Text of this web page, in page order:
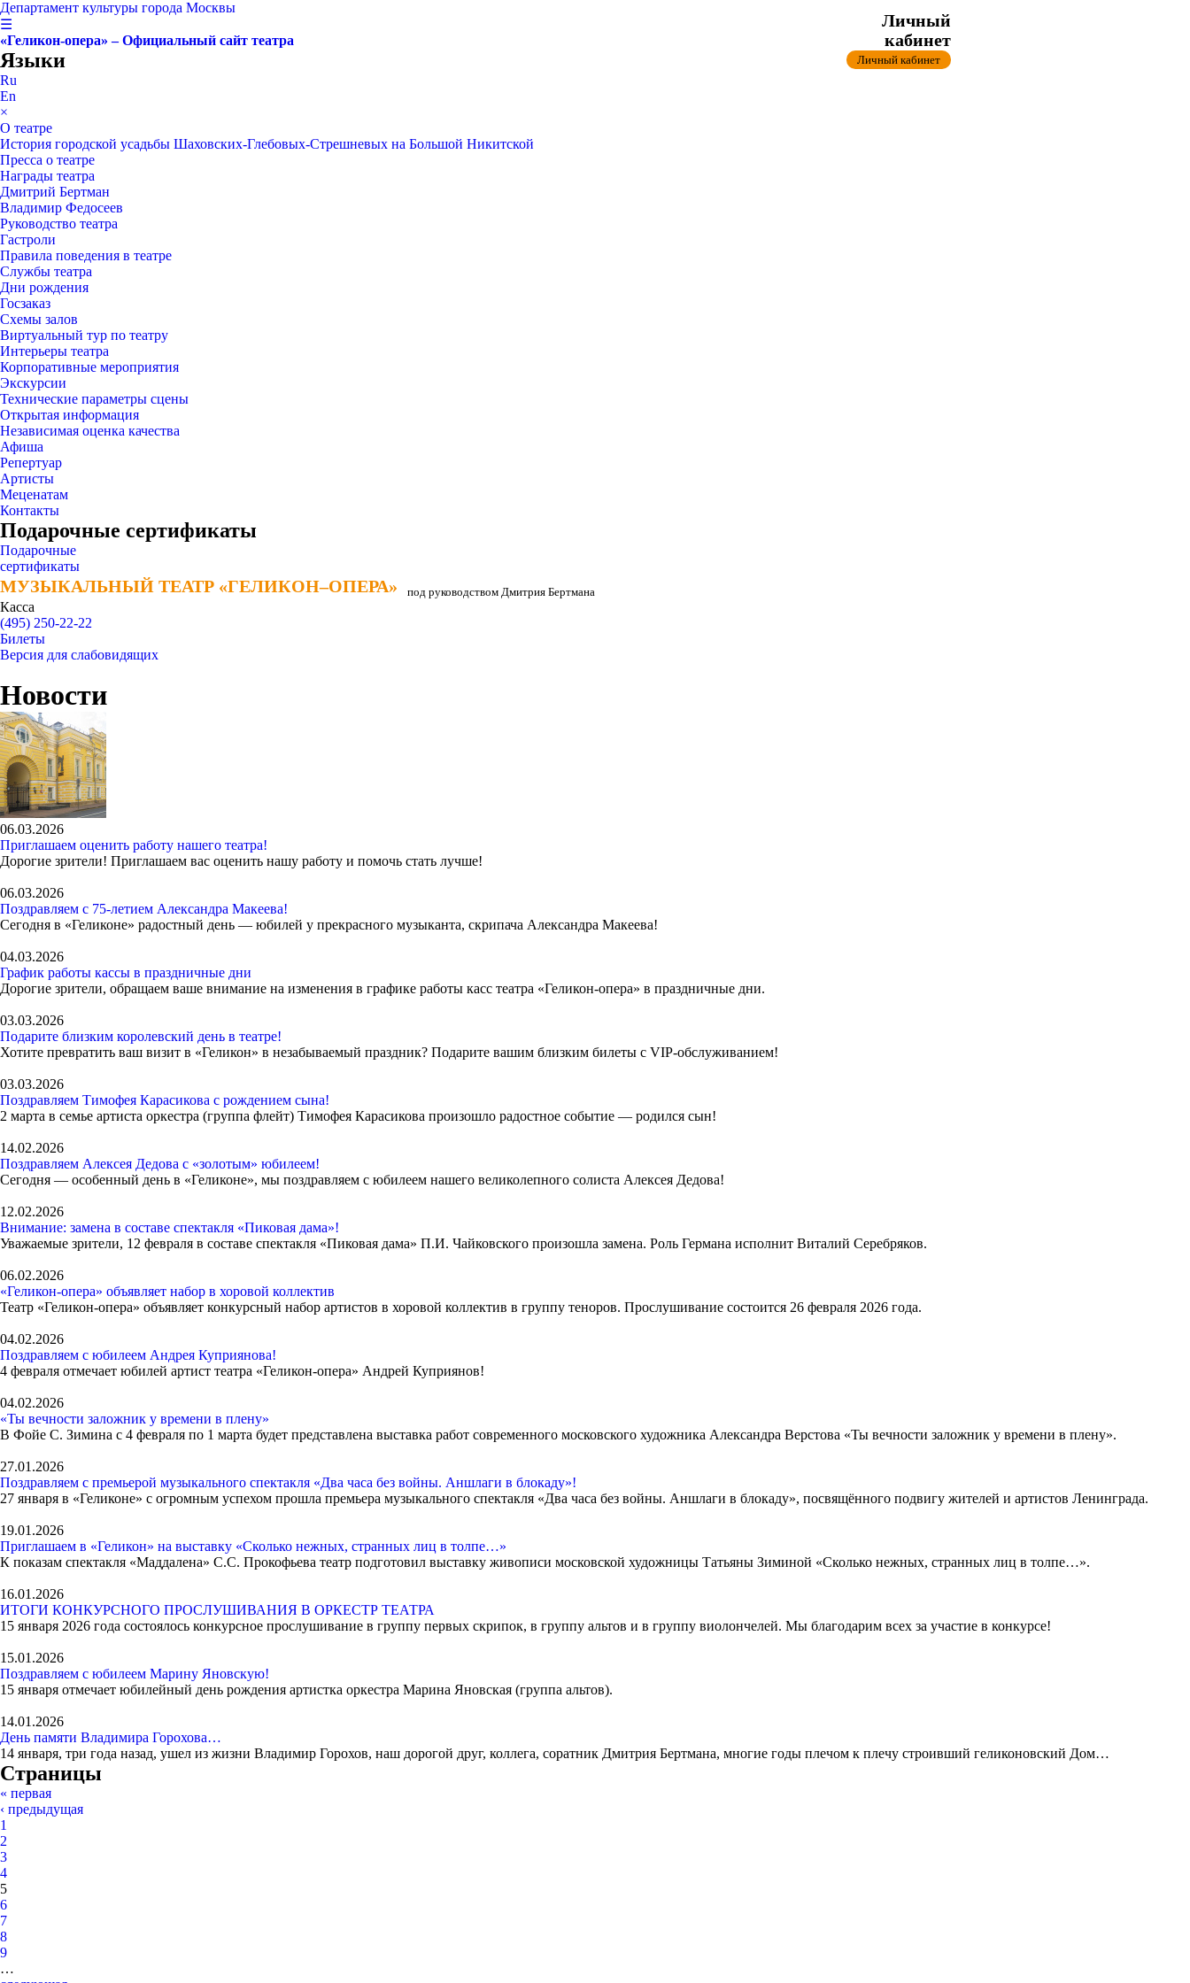
Департамент культуры города Москвы
☰
«Геликон-опера» – Официальный сайт театра
Языки
Ru
En
×
О театре
История городской усадьбы Шаховских-Глебовых-Стрешневых на Большой Никитской
Пресса о театре
Награды театра
Дмитрий Бертман
Владимир Федосеев
Руководство театра
Гастроли
Правила поведения в театре
Службы театра
Дни рождения
Госзаказ
Схемы залов
Виртуальный тур по театру
Интерьеры театра
Корпоративные мероприятия
Экскурсии
Технические параметры сцены
Открытая информация
Независимая оценка качества
Афиша
Репертуар
Артисты
Меценатам
Контакты
Подарочные сертификаты
Подарочные
сертификаты
МУЗЫКАЛЬНЫЙ ТЕАТР «ГЕЛИКОН–ОПЕРА»
МУЗЫКАЛЬНЫЙ ТЕАТР «ГЕЛИКОН–ОПЕРА» под руководством Дмитрия Бертмана
Касса
(495) 250-22-22
Личный
кабинет
Личный кабинет
Билеты
Версия для слабовидящих
Новости
06.03.2026
Приглашаем оценить работу нашего театра!
Дорогие зрители! Приглашаем вас оценить нашу работу и помочь стать лучше!
06.03.2026
Поздравляем с 75-летием Александра Макеева!
Сегодня в «Геликоне» радостный день — юбилей у прекрасного музыканта, скрипача Александра Макеева!
04.03.2026
График работы кассы в праздничные дни
Дорогие зрители, обращаем ваше внимание на изменения в графике работы касс театра «Геликон-опера» в праздничные дни.
03.03.2026
Подарите близким королевский день в театре!
Хотите превратить ваш визит в «Геликон» в незабываемый праздник? Подарите вашим близким билеты с VIP-обслуживанием!
03.03.2026
Поздравляем Тимофея Карасикова с рождением сына!
2 марта в семье артиста оркестра (группа флейт) Тимофея Карасикова произошло радостное событие — родился сын!
14.02.2026
Поздравляем Алексея Дедова с «золотым» юбилеем!
Сегодня — особенный день в «Геликоне», мы поздравляем с юбилеем нашего великолепного солиста Алексея Дедова!
12.02.2026
Внимание: замена в составе спектакля «Пиковая дама»!
Уважаемые зрители, 12 февраля в составе спектакля «Пиковая дама» П.И. Чайковского произошла замена. Роль Германа исполнит Виталий Серебряков.
06.02.2026
«Геликон-опера» объявляет набор в хоровой коллектив
Театр «Геликон-опера» объявляет конкурсный набор артистов в хоровой коллектив в группу теноров. Прослушивание состоится 26 февраля 2026 года.
04.02.2026
Поздравляем с юбилеем Андрея Куприянова!
4 февраля отмечает юбилей артист театра «Геликон-опера» Андрей Куприянов!
04.02.2026
«Ты вечности заложник у времени в плену»
В Фойе С. Зимина с 4 февраля по 1 марта будет представлена выставка работ современного московского художника Александра Верстова «Ты вечности заложник у времени в плену».
27.01.2026
Поздравляем с премьерой музыкального спектакля «Два часа без войны. Аншлаги в блокаду»!
27 января в «Геликоне» с огромным успехом прошла премьера музыкального спектакля «Два часа без войны. Аншлаги в блокаду», посвящённого подвигу жителей и артистов Ленинграда.
19.01.2026
Приглашаем в «Геликон» на выставку «Сколько нежных, странных лиц в толпе…»
К показам спектакля «Маддалена» С.С. Прокофьева театр подготовил выставку живописи московской художницы Татьяны Зиминой «Сколько нежных, странных лиц в толпе…».
16.01.2026
ИТОГИ КОНКУРСНОГО ПРОСЛУШИВАНИЯ В ОРКЕСТР ТЕАТРА
15 января 2026 года состоялось конкурсное прослушивание в группу первых скрипок, в группу альтов и в группу виолончелей. Мы благодарим всех за участие в конкурсе!
15.01.2026
Поздравляем с юбилеем Марину Яновскую!
15 января отмечает юбилейный день рождения артистка оркестра Марина Яновская (группа альтов).
14.01.2026
День памяти Владимира Горохова…
14 января, три года назад, ушел из жизни Владимир Горохов, наш дорогой друг, коллега, соратник Дмитрия Бертмана, многие годы плечом к плечу строивший геликоновский Дом…
Страницы
« первая
‹ предыдущая
1
2
3
4
5
6
7
8
9
…